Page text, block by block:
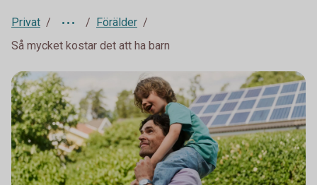
Privat
Förälder
Så mycket kostar det att ha barn